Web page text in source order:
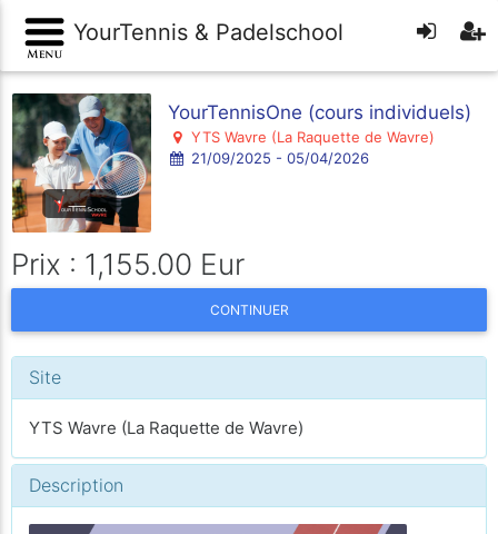
YourTennis & Padelschool
YourTennisOne (cours individuels)
YTS Wavre (La Raquette de Wavre)
21/09/2025 - 05/04/2026
Prix : 1,155.00 Eur
CONTINUER
Site
YTS Wavre (La Raquette de Wavre)
Description